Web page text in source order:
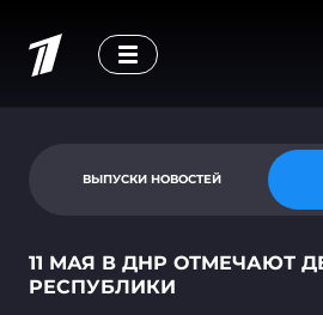
ВЫПУСКИ НОВОСТЕЙ
11 МАЯ В ДНР ОТМЕЧАЮТ
РЕСПУБЛИКИ